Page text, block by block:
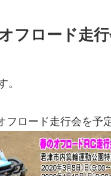
ロード走行
。
ロード走行会を予